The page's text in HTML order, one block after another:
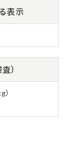
表示
）